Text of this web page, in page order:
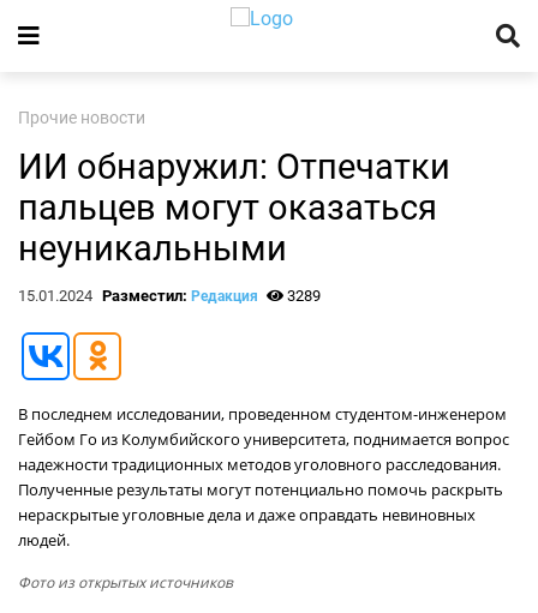
Прочие новости
ИИ обнаружил: Отпечатки
пальцев могут оказаться
неуникальными
15.01.2024 Разместил: Редакция 3289
В последнем исследовании, проведенном студентом-инженером
Гейбом Го из Колумбийского университета, поднимается вопрос
надежности традиционных методов уголовного расследования.
Полученные результаты могут потенциально помочь раскрыть
нераскрытые уголовные дела и даже оправдать невиновных
людей.
Фото из открытых источников